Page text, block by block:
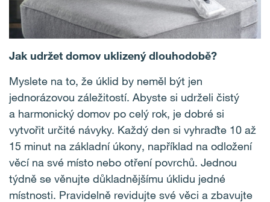
Jak udržet domov uklizený dlouhodobě?
Myslete na to, že úklid by neměl být jen
jednorázovou záležitostí. Abyste si udrželi čistý
a harmonický domov po celý rok, je dobré si
vytvořit určité návyky. Každý den si vyhraďte 10 až
15 minut na základní úkony, například na odložení
věcí na své místo nebo otření povrchů. Jednou
týdně se věnujte důkladnějšímu úklidu jedné
místnosti. Pravidelně revidujte své věci a zbavujte